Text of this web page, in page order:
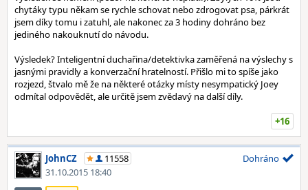
chytáky typu někam se rychle schovat nebo zdrogovat psa, párkrát
jsem díky tomu i zatuhl, ale nakonec za 3 hodiny dohráno bez
jediného nakouknutí do návodu.
Výsledek? Inteligentní duchařina/detektivka zaměřená na výslechy s
jasnými pravidly a konverzační hratelností. Přišlo mi to spíše jako
rozjezd, štvalo mě že na některé otázky místy nesympatický Joey
odmítal odpovědět, ale určitě jsem zvědavý na další díly.
+16
JohnCZ
11558
31.10.2015 18:40
Dohráno